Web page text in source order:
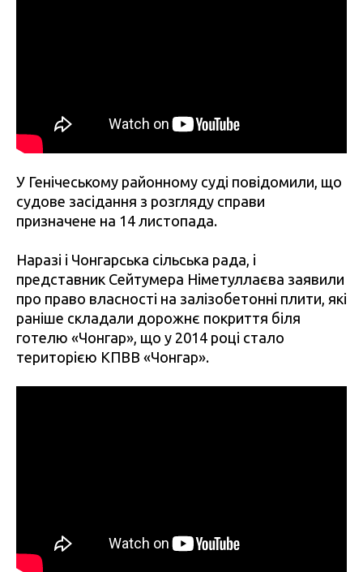
У Генічеському районному суді повідомили, що
судове засідання з розгляду справи
призначене на 14 листопада.
Наразі і Чонгарська сільська рада, і
представник Сейтумера Німетуллаєва заявили
про право власності на залізобетонні плити, які
раніше складали дорожнє покриття біля
готелю «Чонгар», що у 2014 році стало
територією КПВВ «Чонгар».